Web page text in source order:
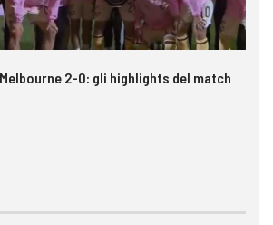
2-0: gli highlights del match